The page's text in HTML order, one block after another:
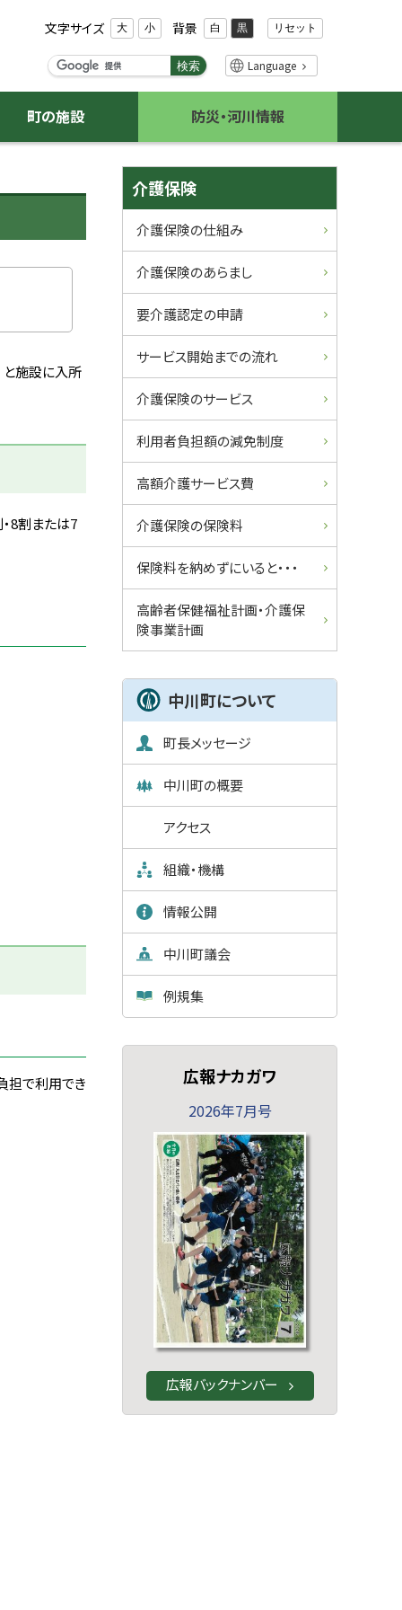
文字サイズ 大 小 背景 白 黒 リセット
検
ー
ワ
検索 Language
町の施設 防災・河川情報
と施設に入所
8割または7
担で利用でき
サ
イ
ド
・
メ
ニ
ュ
ー
介護保険
介護保険の仕組み
介護保険のあらまし
要介護認定の申請
サービス開始までの流れ
介護保険のサービス
利用者負担額の減免制度
高額介護サービス費
介護保険の保険料
保険料を納めずにいると・・・
高齢者保健福祉計画・介護保
険事業計画
中川町について
町長メッセージ
中川町の概要
アクセス
組織・機構
情報公開
中川町議会
例規集
広報ナカガワ
2026年7月号
広報バックナンバー